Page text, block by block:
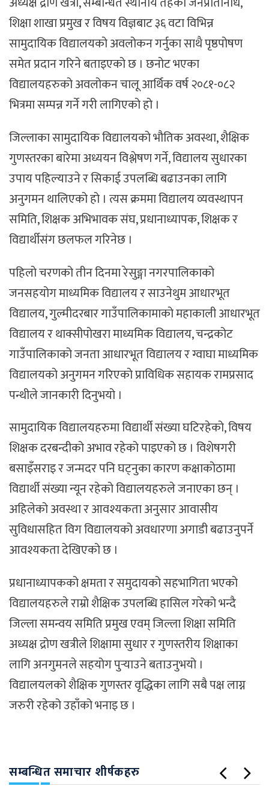
शिक्षा शाखा प्रमुख र विषय विज्ञबाट ३६ वटा विभिन्न
सामुदायिक विद्यालयको अवलोकन गर्नुका साथै पृष्ठपोषण
समेत प्रदान गरिने बताइएको छ । छनोट भएका
विद्यालयहरुको अवलोकन चालू आर्थिक वर्ष २०८१-०८२
भित्रमा सम्पन्न गर्ने गरी लागिएको हो ।
जिल्लाका सामुदायिक विद्यालयको भौतिक अवस्था, शैक्षिक
गुणस्तरका बारेमा अध्ययन विश्लेषण गर्ने, विद्यालय सुधारका
उपाय पहिल्याउने र सिकाई उपलब्धि बढाउनका लागि
अनुगमन थालिएको हो । त्यस क्रममा विद्यालय व्यवस्थापन
समिति, शिक्षक अभिभावक संघ, प्रधानाध्यापक, शिक्षक र
विद्यार्थीसंग छलफल गरिनेछ ।
पहिलो चरणको तीन दिनमा रेसुङ्गा नगरपालिकाको
जनसहयोग माध्यमिक विद्यालय र साउनेथुम आधारभूत
विद्यालय, गुल्मीदरबार गाउँपालिकामाको महाकाली आधारभूत
विद्यालय र थाक्सीपोखरा माध्यमिक विद्यालय, चन्द्रकोट
गाउँपालिकाको जनता आधारभूत विद्यालय र ग्वाघा माध्यमिक
विद्यालयको अनुगमन गरिएको प्राविधिक सहायक रामप्रसाद
पन्थीले जानकारी दिनुभयो ।
सामुदायिक विद्यालयहरुमा विद्यार्थी संख्या घटिरहेको, विषय
शिक्षक दरबन्दीको अभाव रहेको पाइएको छ । विशेषगरी
बसाइँसराइ र जन्मदर पनि घट्नुका कारण कक्षाकोठामा
विद्यार्थी संख्या न्यून रहेको विद्यालयहरुले जनाएका छन् ।
अहिलेको अवस्था र आवश्यकता अनुसार आवासीय
सुविधासहित विग विद्यालयको अवधारणा अगाडी बढाउनुपर्ने
आवश्यकता देखिएको छ ।
प्रधानाध्यापकको क्षमता र समुदायको सहभागिता भएको
विद्यालयहरुले राम्रो शैक्षिक उपलब्धि हासिल गरेको भन्दै
जिल्ला समन्वय समिति प्रमुख एवम् जिल्ला शिक्षा समिति
अध्यक्ष द्रोण खत्रीले शिक्षामा सुधार र गुणस्तरीय शिक्षाका
लागि अनगुमनले सहयोग पुर्‍याउने बताउनुभयो ।
विद्यालयलको शैक्षिक गुणस्तर वृद्धिका लागि सबै पक्ष लाग्न
जरुरी रहेको उहाँको भनाइ छ ।
सम्बन्धित समाचार शीर्षकहरु